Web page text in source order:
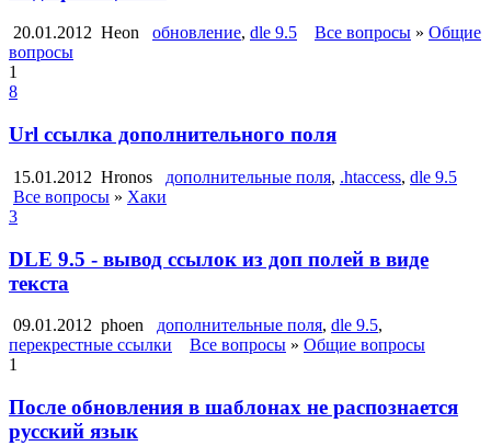
20.01.2012 Heon обновление, dle 9.5 Все вопросы » Общие
вопросы
1
8
Url ссылка дополнительного поля
15.01.2012 Hronos дополнительные поля, .htaccess, dle 9.5
Все вопросы » Хаки
3
DLE 9.5 - вывод ссылок из доп полей в виде
текста
09.01.2012 phoen дополнительные поля, dle 9.5,
перекрестные ссылки
Все вопросы » Общие вопросы
1
После обновления в шаблонах не распознается
русский язык